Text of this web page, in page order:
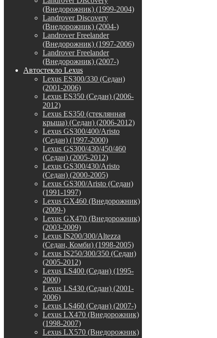
(Внедорожник) (1999-2004)
Landrover Discovery
(Внедорожник) (2004-)
Landrover Freelander
(Внедорожник) (1997-2006)
Landrover Freelander
(Внедорожник) (2007-)
Автостекло Lexus
Lexus ES300/330 (Седан)
(2001-2006)
Lexus ES350 (Седан) (2006-
2012)
Lexus ES350 (стеклянная
крыша) (Седан) (2006-2012)
Lexus GS300/400/Aristo
(Седан) (1997-2000)
Lexus GS300/430/450/460
(Седан) (2005-2012)
Lexus GS300/430/Aristo
(Седан) (2000-2005)
Lexus GS300/Aristo (Седан)
(1991-1997)
Lexus GX460 (Внедорожник)
(2009-)
Lexus GX470 (Внедорожник)
(2003-2009)
Lexus IS200/300/Altezza
(Седан, Комби) (1998-2005)
Lexus IS250/300/350 (Седан)
(2005-2012)
Lexus LS400 (Седан) (1995-
2000)
Lexus LS430 (Седан) (2001-
2006)
Lexus LS460 (Седан) (2007-)
Lexus LX470 (Внедорожник)
(1998-2007)
Lexus LX570 (Внедорожник)